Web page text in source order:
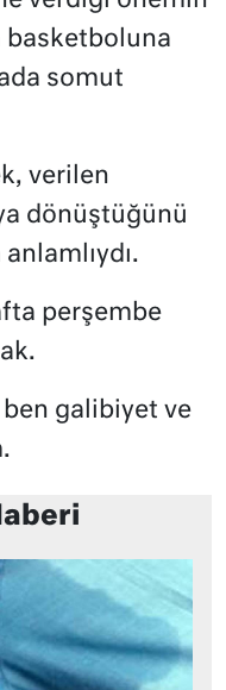
basketboluna
somut
verilen
dönüştüğünü
perşembe
ben galibiyet ve